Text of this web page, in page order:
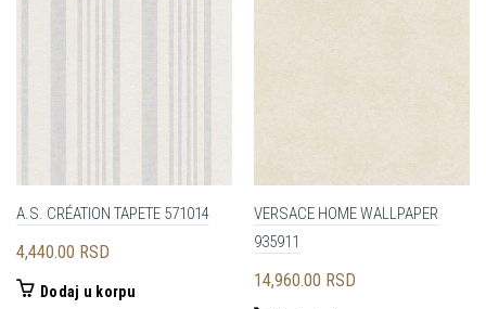
A.S. CRÉATION TAPETE 571014
4,440.00 RSD
Dodaj u korpu
VERSACE HOME WALLPAPER
935911
14,960.00 RSD